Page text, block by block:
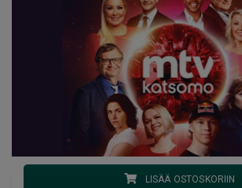
LISÄÄ OSTOSKORIIN